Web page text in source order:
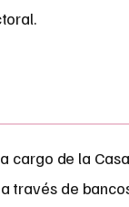
cargo de la Casa
través de